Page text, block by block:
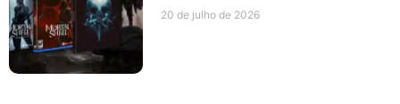
20 de julho de 2026